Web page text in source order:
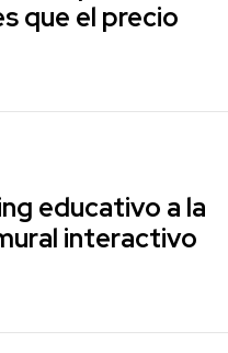
que el precio
educativo a la
interactivo